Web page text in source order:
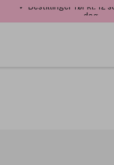
✓ Bestillinger før kl. 12
dag